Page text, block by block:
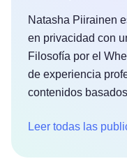
Natasha Piirainen
en privacidad con
Filosofía por el
de experiencia
contenidos
Leer todas las